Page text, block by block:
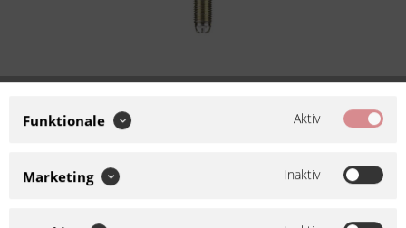
NGK Zündkerze CR8EKPA 6985
Hersteller:
NGK
Funktionale Aktiv
Marketing Inaktiv